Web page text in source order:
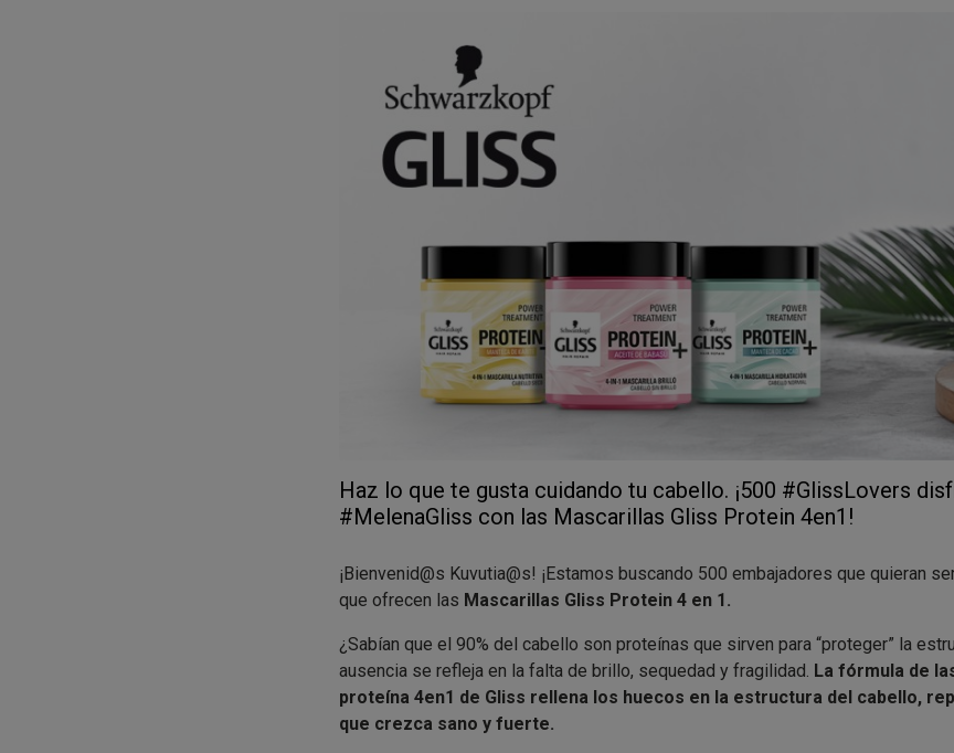
Haz lo que te gusta cuidando tu cabello. ¡500 #GlissLovers
#MelenaGliss con las Mascarillas Gliss Protein 4en1!
¡Bienvenid@s Kuvutia@s! ¡Estamos buscando 500 embajadores que quieran
que ofrecen las Mascarillas Gliss Protein 4 en 1.
¿Sabían que el 90% del cabello son proteínas que sirven para “proteger” la
ausencia se refleja en la falta de brillo, sequedad y fragilidad. La fórmula de
proteína 4en1 de Gliss rellena los huecos en la estructura del cabello,
que crezca sano y fuerte.